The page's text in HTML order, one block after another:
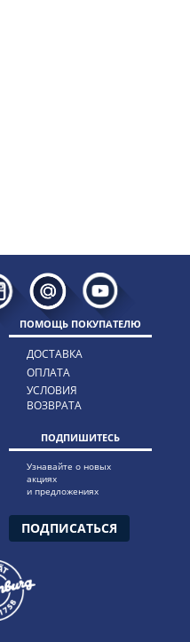
ПОМОЩЬ ПОКУПАТЕЛЮ
ДОСТАВКА
ОПЛАТА
УСЛОВИЯ
ВОЗВРАТА
ПОДПИШИТЕСЬ
Узнавайте о новых
акциях
и предложениях
ПОДПИСАТЬСЯ